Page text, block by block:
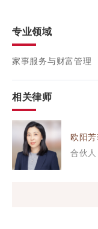
专业领域
家事服务与财富管理
相关律师
欧阳
合伙人